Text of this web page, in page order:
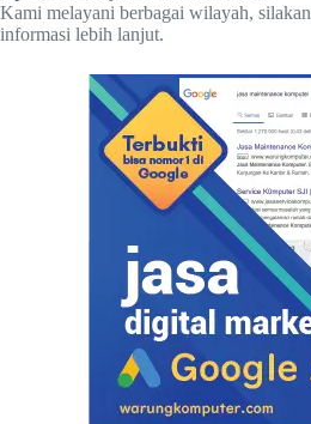
Kami melayani berbagai wilayah,
informasi lebih lanjut.